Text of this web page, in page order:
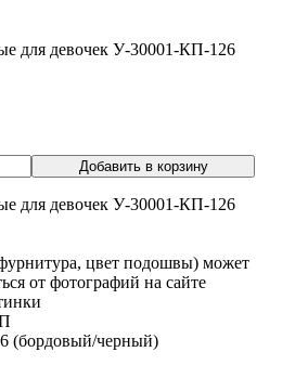
для девочек У-30001-КП-126
для девочек У-30001-КП-126
цвет подошвы) может
от фотографий на сайте
черный)